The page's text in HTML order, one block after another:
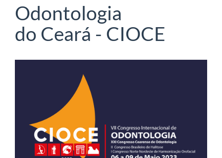
Odontologia
do Ceará - CIOCE